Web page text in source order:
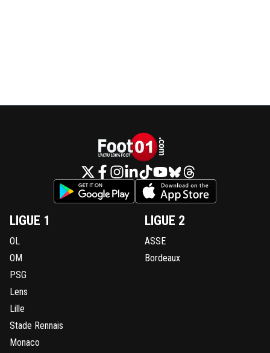
LIGUE 1
OL
OM
PSG
Lens
Lille
Stade Rennais
Monaco
LIGUE 2
ASSE
Bordeaux